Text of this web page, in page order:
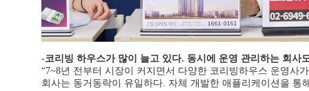
-코리빙 하우스가 많이 늘고 있다. 동시에 운영 관리하는 회사
“7~8년 전부터 시장이 커지면서 다양한 코리빙하우스 운영사
회사는 동거동락이 유일하다. 자체 개발한 애플리케이션을